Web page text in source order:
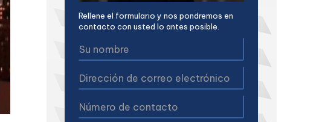
Rellene el formulario y nos pondremos en
contacto con usted lo antes posible.